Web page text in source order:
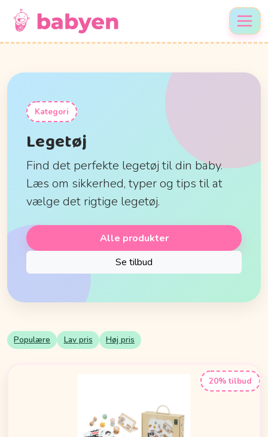
Kategori
Legetøj
Find det perfekte legetøj til din baby.
Læs om sikkerhed, typer og tips til at
vælge det rigtige legetøj.
Alle produkter
Se tilbud
Populære Lav pris Høj pris
20% tilbud